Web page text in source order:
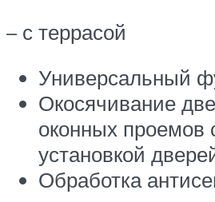
– с террасой
Универсальный
Окосячивание
оконных проемов
установкой
Обработка